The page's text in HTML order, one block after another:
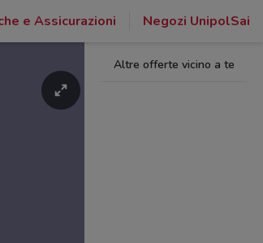
e Assicurazioni Negozi UnipolSai
Altre offerte vicino a te